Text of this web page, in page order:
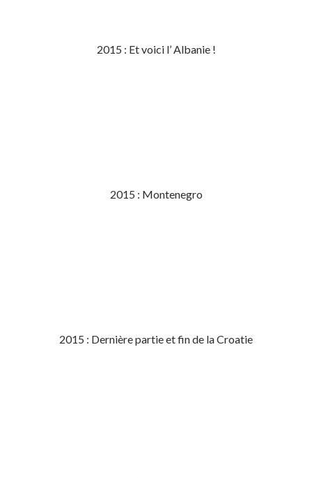
2015 : Et voici l’ Albanie !
2015 : Montenegro
2015 : Dernière partie et fin de la Croatie